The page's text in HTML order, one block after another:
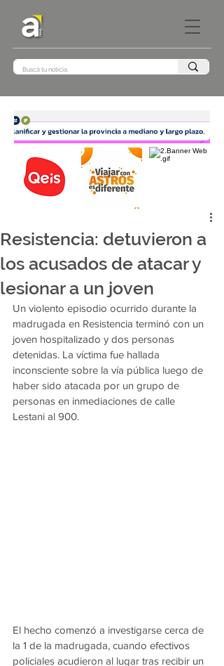
Resistencia: detuvieron a
los acusados de atacar y
lesionar a un joven
Un violento episodio ocurrido durante la
madrugada en Resistencia terminó con un
joven hospitalizado y dos personas
detenidas. La víctima fue hallada
inconsciente sobre la vía pública luego de
haber sido atacada por un grupo de
personas en inmediaciones de calle
Lestani al 900.
El hecho comenzó a investigarse cerca de
la 1 de la madrugada, cuando efectivos
policiales acudieron al lugar tras recibir un